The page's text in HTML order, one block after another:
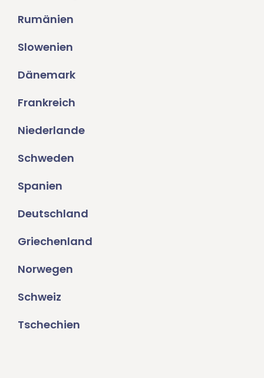
Rumänien
Slowenien
Dänemark
Frankreich
Niederlande
Schweden
Spanien
Deutschland
Griechenland
Norwegen
Schweiz
Tschechien